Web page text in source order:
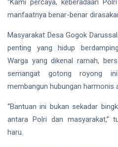
KPK
PSSI
“Kami percaya, keberadaan
manfaatnya benar-benar
Masyarakat Desa Gogok
penting yang hidup
Warga yang dikenal ramah,
semangat gotong royong
membangun hubungan harmonis
“Bantuan ini bukan sekadar
antara Polri dan masyarakat,”
haru.